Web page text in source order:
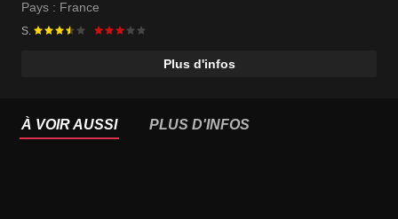
Pays : France
S.
Plus d'infos
À VOIR AUSSI PLUS D'INFOS